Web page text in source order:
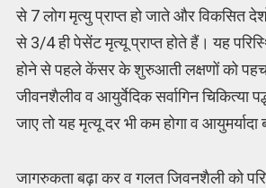
से 7 लोग मृत्यु प्राप्त हो जाते और विकसित
से 3/4 ही पेसेंट मृत्यू प्राप्त होते हैं। यह
होने से पहले केंसर के शुरुआती लक्षणों को
जीवनशैलीव व आयुर्वेदिक सर्वागिन चिकित्या
जाए तो यह मृत्यू दर भी कम होगा व
जागरुकता बढ़ा कर व गलत जिवनशैली को